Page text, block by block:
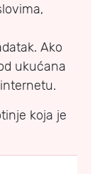
Ako
ukućana
koja je